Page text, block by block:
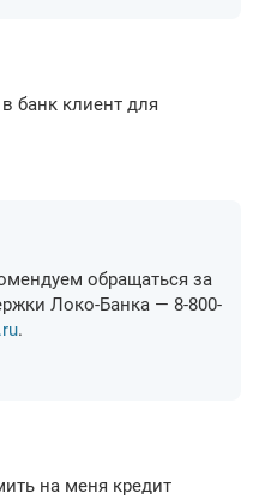
банк клиент для
обращаться за
Локо-Банка — 8-800-
.
на меня кредит